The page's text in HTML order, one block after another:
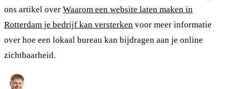
ons artikel over Waarom een website laten maken in
Rotterdam je bedrijf kan versterken voor meer informatie
over hoe een lokaal bureau kan bijdragen aan je online
zichtbaarheid.